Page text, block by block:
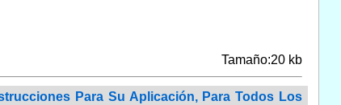
Tamaño:20 kb
Para Su Aplicación, Para Todos Los